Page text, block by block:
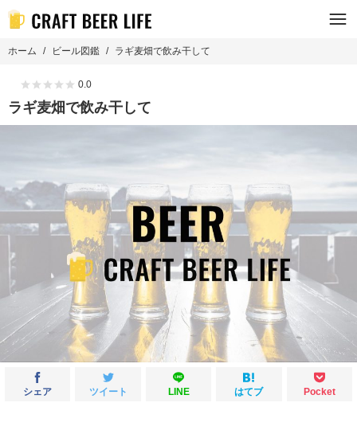
ホーム ビール図鑑 ラギ麦畑で飲み干して
0.0
ラギ麦畑で飲み干して
シェア ツイート LINE はてブ Pocket